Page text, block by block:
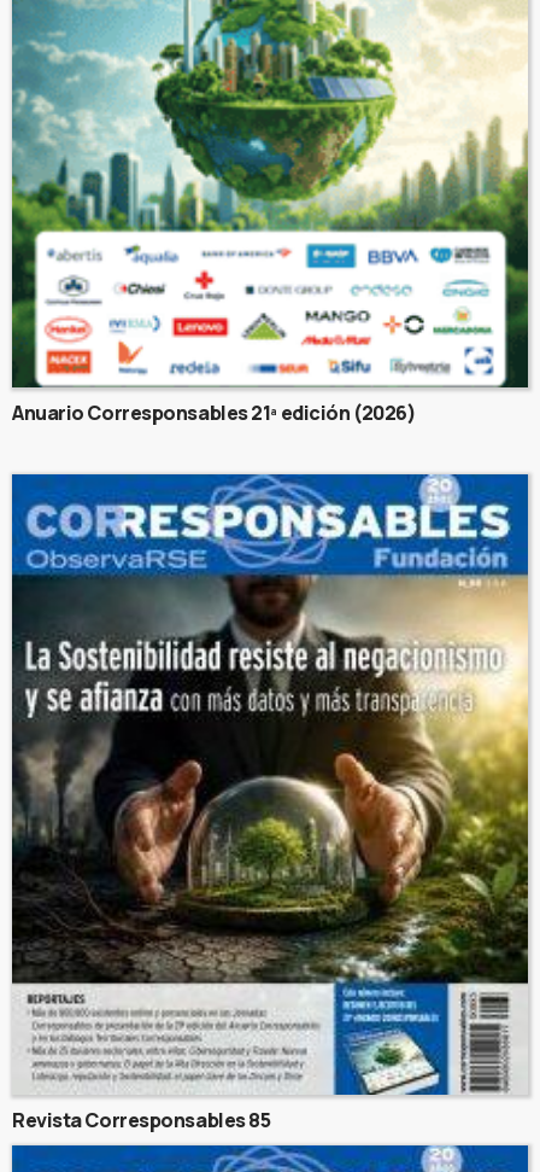
Anuario Corresponsables 21ª edición (2026)
Revista Corresponsables 85